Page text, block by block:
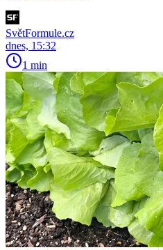
SvětFormule.cz
dnes, 15:32
1 min